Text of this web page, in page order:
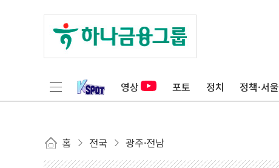
영상 포토 정치 정책·서울
홈 전국 광주·전남